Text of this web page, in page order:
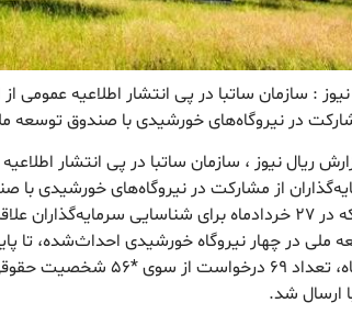
نیوز : سازمان ساتبا در پی انتشار اطلاعیه عمومی
در نیروگاه‌های خورشیدی با صندوق توسعه
ریال نیوز ، سازمان ساتبا در پی انتشار
از مشارکت در نیروگاه‌های خورشیدی با
کرد که در ۲۷ خردادماه برای شناسایی
تیرماه، تعداد ۶۹
ارسال شد.